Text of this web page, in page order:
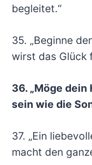
begleitet.“
35. „Beginne
wirst das Glück
36. „Möge
sein wie die
37. „Ein
macht den